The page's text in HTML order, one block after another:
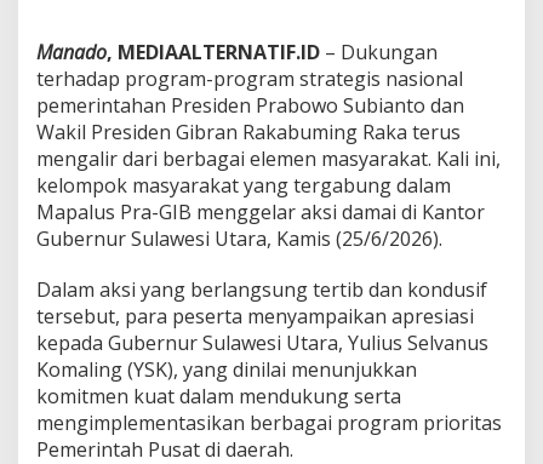
i
K
a
n
t
o
r
G
u
r
n
u
r
A
p
r
Manado, MEDIAALTERNATIF.ID – Dukungan
terhadap program-program strategis nasional
pemerintahan Presiden Prabowo Subianto dan
Wakil Presiden Gibran Rakabuming Raka terus
mengalir dari berbagai elemen masyarakat. Kali ini,
kelompok masyarakat yang tergabung dalam
Mapalus Pra-GIB menggelar aksi damai di Kantor
Gubernur Sulawesi Utara, Kamis (25/6/2026).
Dalam aksi yang berlangsung tertib dan kondusif
tersebut, para peserta menyampaikan apresiasi
kepada Gubernur Sulawesi Utara, Yulius Selvanus
Komaling (YSK), yang dinilai menunjukkan
komitmen kuat dalam mendukung serta
mengimplementasikan berbagai program prioritas
Pemerintah Pusat di daerah.